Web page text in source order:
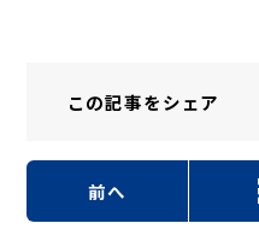
この記事をシェア
前へ